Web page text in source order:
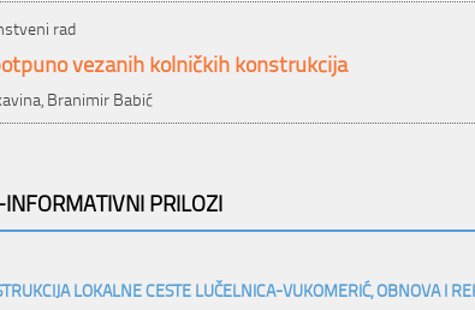
rad
vezanih kolničkih konstrukcija
Branimir Babić
PRILOZI
LOKALNE CESTE LUČELNICA-VUKOMERIĆ, OBNOVA I